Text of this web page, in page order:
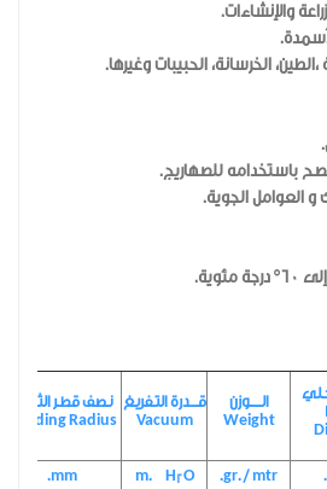
والإنشاءات.
الخرسانة، الحبيبات وغيرها.
باستخدامه للصهاريج.
و العوامل الجوية.
الـــــوزن
Weight
قـــدرة التـفريـغ
Vacuum
نـصف قطـر الثـنــي
Bending Radius
gr. / mtr.
m. H 2O
mm.